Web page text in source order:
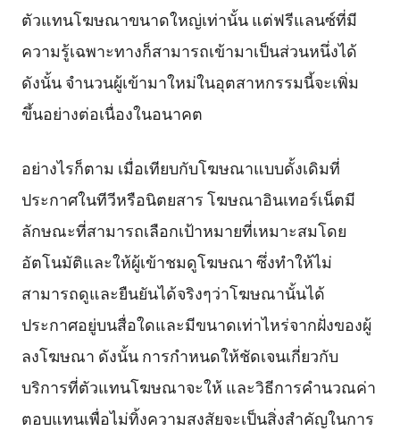
ตัวแทนโฆษณาขนาดใหญ่เท่านั้น แต่ฟรีแลนซ์ที่มี
ความรู้เฉพาะทางก็สามารถเข้ามาเป็นส่วนหนึ่งได้
ดังนั้น จำนวนผู้เข้ามาใหม่ในอุตสาหกรรมนี้จะเพิ่ม
ขึ้นอย่างต่อเนื่องในอนาคต
อย่างไรก็ตาม เมื่อเทียบกับโฆษณาแบบดั้งเดิมที่
ประกาศในทีวีหรือนิตยสาร โฆษณาอินเทอร์เน็ตมี
ลักษณะที่สามารถเลือกเป้าหมายที่เหมาะสมโดย
อัตโนมัติและให้ผู้เข้าชมดูโฆษณา ซึ่งทำให้ไม่
สามารถดูและยืนยันได้จริงๆว่าโฆษณานั้นได้
ประกาศอยู่บนสื่อใดและมีขนาดเท่าไหร่จากฝั่งของผู้
ลงโฆษณา ดังนั้น การกำหนดให้ชัดเจนเกี่ยวกับ
บริการที่ตัวแทนโฆษณาจะให้ และวิธีการคำนวณค่า
ตอบแทนเพื่อไม่ทิ้งความสงสัยจะเป็นสิ่งสำคัญในการ